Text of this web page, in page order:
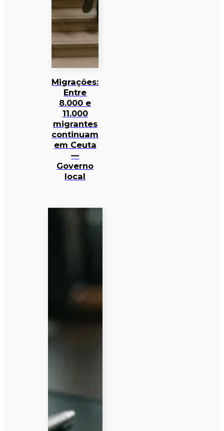
Migrações:
Entre
8.000 e
11.000
migrantes
continuam
em Ceuta
—
Governo
local